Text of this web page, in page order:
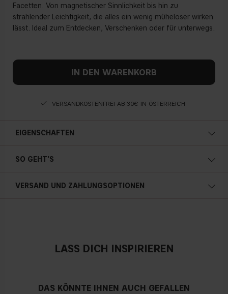
Facetten. Von magnetischer Sinnlichkeit bis hin zu
strahlender Leichtigkeit, die alles ein wenig müheloser wirken
lässt. Ideal zum Entdecken, Verschenken oder für unterwegs.
IN DEN WARENKORB
VERSANDKOSTENFREI AB 30€ IN ÖSTERREICH
EIGENSCHAFTEN
SO GEHT'S
VERSAND UND ZAHLUNGSOPTIONEN
LASS DICH INSPIRIEREN
DAS KÖNNTE IHNEN AUCH GEFALLEN